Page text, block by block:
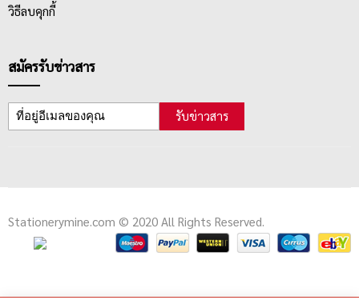
วิธีลบคุกกี้
สมัครรับข่าวสาร
รับข่าวสาร
Stationerymine.com © 2020 All Rights Reserved.